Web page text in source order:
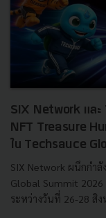
SIX Network และ
NFT Treasure
ใน Techsauce
SIX Network ผนึกกำลั
Global Summit
ระหว่างวันที่ 26-28 สิ